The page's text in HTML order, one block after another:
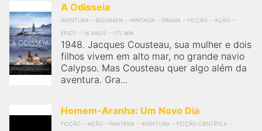
A Odisseia
AVENTURA BIOGRAFIA FANTASIA DRAMA FICÇÃO
AÇÃO
ÉPICO
14 ANOS 172 MIN
1948. Jacques Cousteau, sua mulher e dois
filhos vivem em alto mar, no grande navio
Calypso. Mas Cousteau quer algo além da
aventura. Gra...
Homem-Aranha: Um Novo Dia
FICÇÃO AÇÃO FANTASIA AVENTURA
FICÇÃO CIENTÍFICA